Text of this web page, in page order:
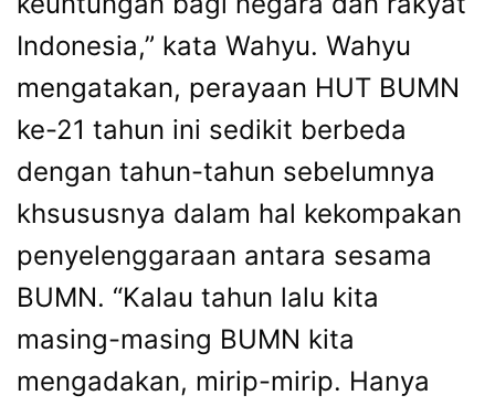
Indonesia,” kata Wahyu. Wahyu
mengatakan, perayaan HUT BUMN
ke-21 tahun ini sedikit berbeda
dengan tahun-tahun sebelumnya
khsususnya dalam hal kekompakan
penyelenggaraan antara sesama
BUMN. “Kalau tahun lalu kita
masing-masing BUMN kita
mengadakan, mirip-mirip. Hanya